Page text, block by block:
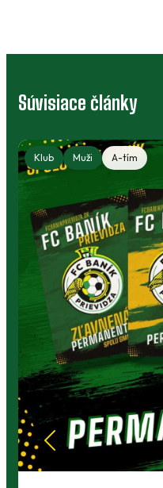
Súvisiace články
Klub Muži A-tím